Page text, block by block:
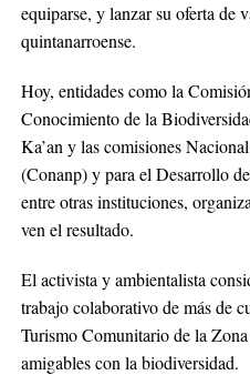
equiparse, y lanzar su oferta de
quintanarroense.
Hoy, entidades como la
Conocimiento de la
Ka’an y las comisiones
(Conanp) y para el Desarrollo
entre otras instituciones,
ven el resultado.
El activista y ambientalista
trabajo colaborativo de más de
Turismo Comunitario de la
amigables con la biodiversidad.